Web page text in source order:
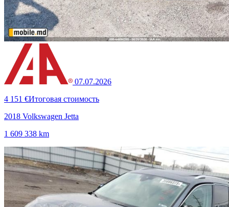
07.07.2026
4 151 €Итоговая стоимость
2018 Volkswagen Jetta
1 609 338 km